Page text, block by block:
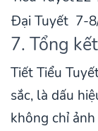
Đại Tuyết 7-
7. Tổng kết
Tiết Tiểu
sắc, là dấu
không chỉ